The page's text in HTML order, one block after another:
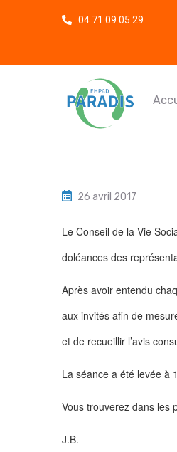
04 71 09 05 29
26 avril 2017
Le Conseil de la Vie
doléances des
Après avoir entendu
aux invités afin de
et de recueillir l’avis
La séance a été levée à
Vous trouverez dans les
J.B.